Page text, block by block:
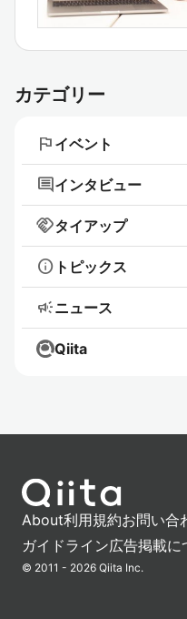
カテゴリー
flag イベント
commentインタビュー
handshakeタイアップ
info トピックス
campaignニュース
Qiita
About利用規約お問い合
ガイドライン広告掲載に
© 2011 - 2026 Qiita Inc.